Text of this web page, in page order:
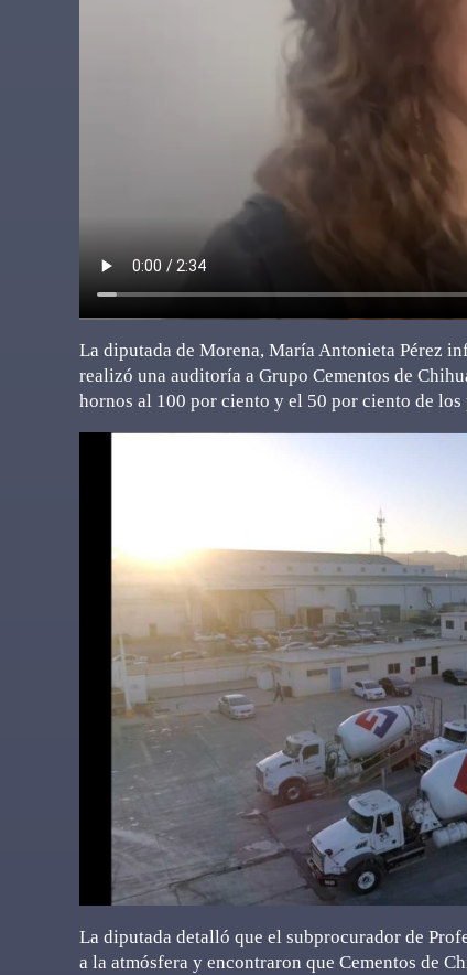
La diputada de Morena, María Antonieta Pérez
realizó una auditoría a Grupo Cementos de
hornos al 100 por ciento y el 50 por ciento de
La diputada detalló que el subprocurador de
a la atmósfera y encontraron que Cementos de